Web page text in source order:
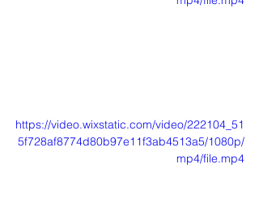
https://video.wixstatic.com/video/222104_51
5f728af8774d80b97e11f3ab4513a5/1080p/
mp4/file.mp4